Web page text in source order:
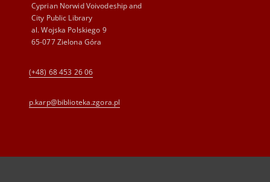
Cyprian Norwid Voivodeship and
City Public Library
al. Wojska Polskiego 9
65-077 Zielona Góra
(+48) 68 453 26 06
p.karp@biblioteka.zgora.pl